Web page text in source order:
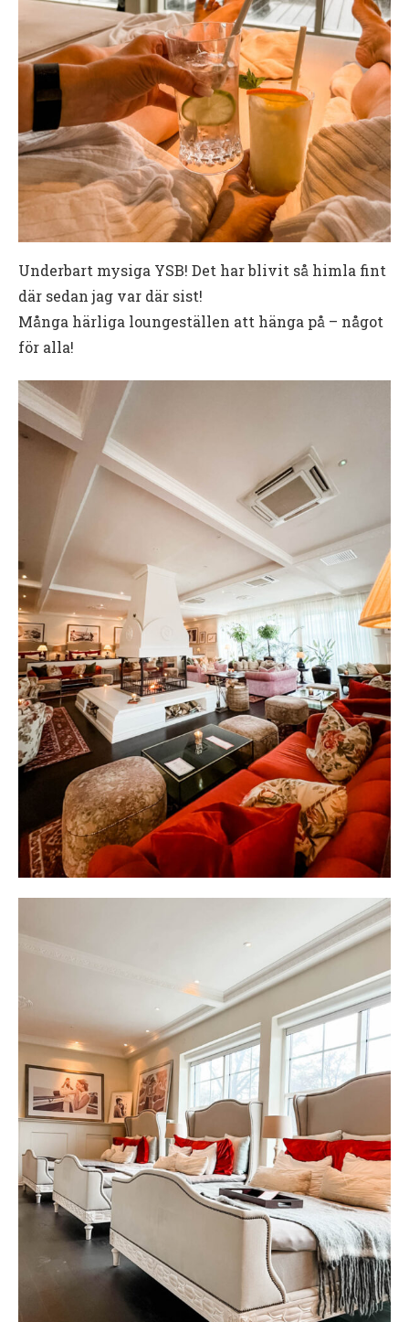
Underbart mysiga YSB! Det har blivit så himla fint
där sedan jag var där sist!
Många härliga loungeställen att hänga på – något
för alla!